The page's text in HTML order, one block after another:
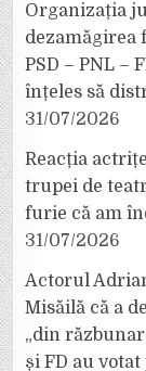
Organizația
dezamăgirea
PSD – PNL –
înțeles să
31/07/2026
Reacția
trupei de
furie că am
31/07/2026
Actorul
Misăilă că a
„din
și FD au